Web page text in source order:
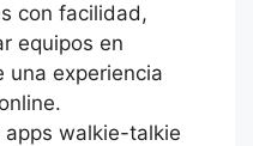
con facilidad,
equipos en
una experiencia
apps walkie-talkie